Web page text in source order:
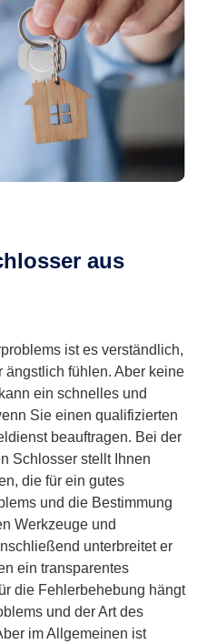
aus
ist es verständlich,
ängstlich fühlen. Aber keine
ein schnelles und
Sie einen qualifizierten
beauftragen. Bei der
Schlosser stellt Ihnen
die für ein gutes
und die Bestimmung
Werkzeuge und
unterbreitet er
ein transparentes
die Fehlerbehebung hängt
und der Art des
im Allgemeinen ist